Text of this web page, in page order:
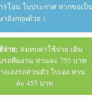
โอน ใบประกาศ หากขอเ
อังกฤษด้วย )
จ่าย: สมทบค่าใช้จ่าย เดิน
รถทีมงาน ท่านละ 755 บาท
งเองรถส่วนตัว ไปเอง ท่าน
ล่ะ 455 บาท